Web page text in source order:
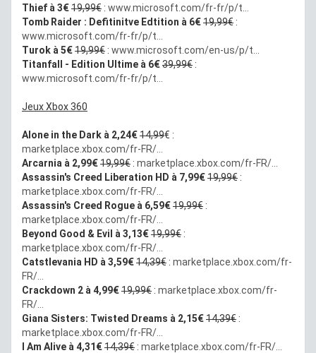
Thief à 3€19,99€ : www.microsoft.com/fr-fr/p/t...
Tomb Raider : Defitinitve Edtition à 6€19,99€ :
www.microsoft.com/fr-fr/p/t...
Turok à 5€19,99€ : www.microsoft.com/en-us/p/t...
Titanfall - Edition Ultime à 6€39,99€ :
www.microsoft.com/fr-fr/p/t...
Jeux Xbox 360
Alone in the Dark à 2,24€14,99€ :
marketplace.xbox.com/fr-FR/...
Arcarnia à 2,99€19,99€ : marketplace.xbox.com/fr-FR/...
Assassin's Creed Liberation HD à 7,99€19,99€ :
marketplace.xbox.com/fr-FR/...
Assassin's Creed Rogue à 6,59€19,99€ :
marketplace.xbox.com/fr-FR/...
Beyond Good & Evil à 3,13€19,99€ :
marketplace.xbox.com/fr-FR/...
Catstlevania HD à 3,59€14,39€ : marketplace.xbox.com/fr-
FR/...
Crackdown 2 à 4,99€19,99€ : marketplace.xbox.com/fr-
FR/...
Giana Sisters: Twisted Dreams à 2,15€14,39€ :
marketplace.xbox.com/fr-FR/...
I Am Alive à 4,31€14,39€ : marketplace.xbox.com/fr-FR/...